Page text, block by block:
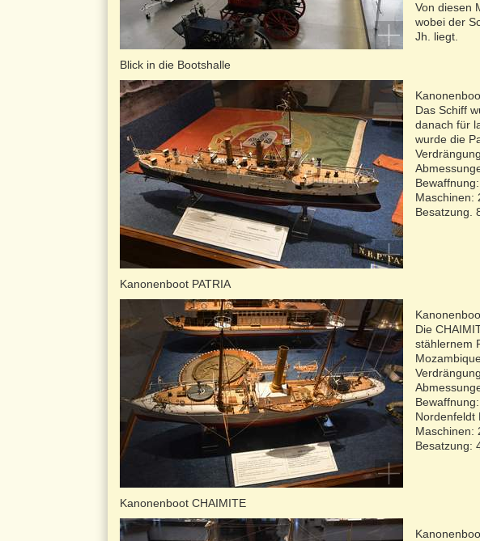
Blick in die Bootshalle
Von diesen
wobei der
Jh. liegt.
Kanonenboot PATRIA
Das Schiff
danach für
wurde die
Maschinen:
Besatzung.
Kanonenboot CHAIMITE
Die
stählernem
Nordenfeldt
Maschinen:
Besatzung: